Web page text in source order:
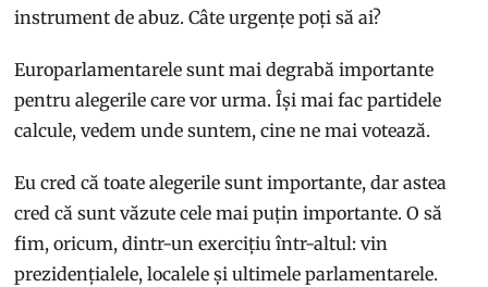
instrument de abuz. Câte urgențe poți să ai?
Europarlamentarele sunt mai degrabă importante
pentru alegerile care vor urma. Își mai fac partidele
calcule, vedem unde suntem, cine ne mai votează.
Eu cred că toate alegerile sunt importante, dar astea
cred că sunt văzute cele mai puțin importante. O să
fim, oricum, dintr-un exercițiu într-altul: vin
prezidențialele, localele și ultimele parlamentarele.